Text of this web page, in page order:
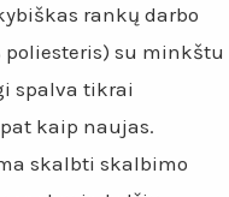
rankų darbo
poliesteris) su minkštu
spalva tikrai
kaip naujas.
skalbti skalbimo